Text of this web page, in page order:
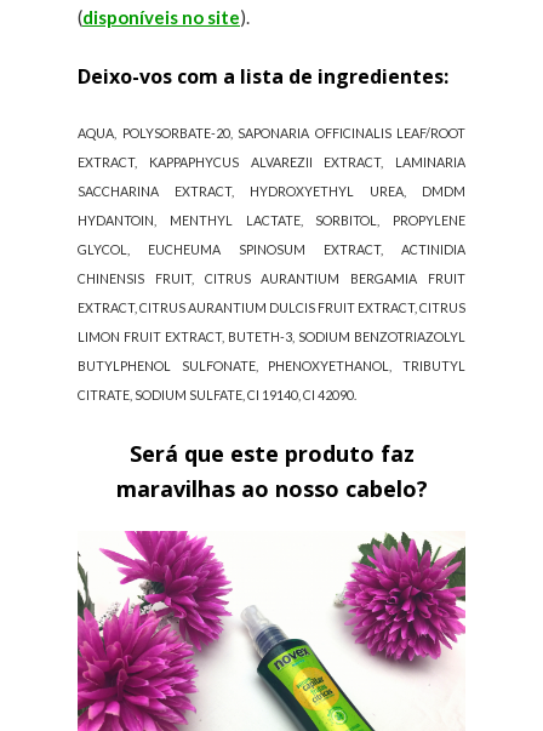
(disponíveis no site).
Deixo-vos com a lista de ingredientes:
AQUA, POLYSORBATE-20, SAPONARIA OFFICINALIS LEAF/ROOT
EXTRACT, KAPPAPHYCUS ALVAREZII EXTRACT, LAMINARIA
SACCHARINA EXTRACT, HYDROXYETHYL UREA, DMDM
HYDANTOIN, MENTHYL LACTATE, SORBITOL, PROPYLENE
GLYCOL, EUCHEUMA SPINOSUM EXTRACT, ACTINIDIA
CHINENSIS FRUIT, CITRUS AURANTIUM BERGAMIA FRUIT
EXTRACT, CITRUS AURANTIUM DULCIS FRUIT EXTRACT, CITRUS
LIMON FRUIT EXTRACT, BUTETH-3, SODIUM BENZOTRIAZOLYL
BUTYLPHENOL SULFONATE, PHENOXYETHANOL, TRIBUTYL
CITRATE, SODIUM SULFATE, CI 19140, CI 42090.
Será que este produto faz
maravilhas ao nosso cabelo?